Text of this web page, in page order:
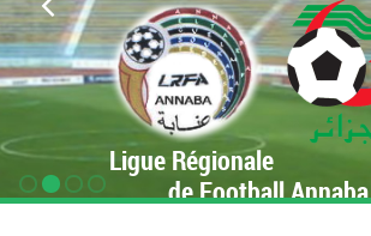
Ligue Régionale
de Football Annaba